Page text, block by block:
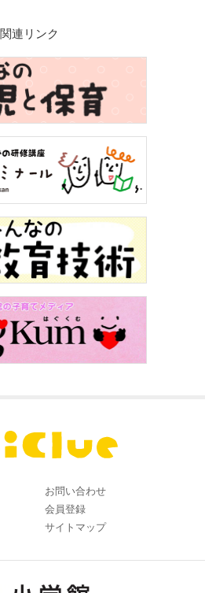
関連リンク
お問い合わせ
会員登録
サイトマップ